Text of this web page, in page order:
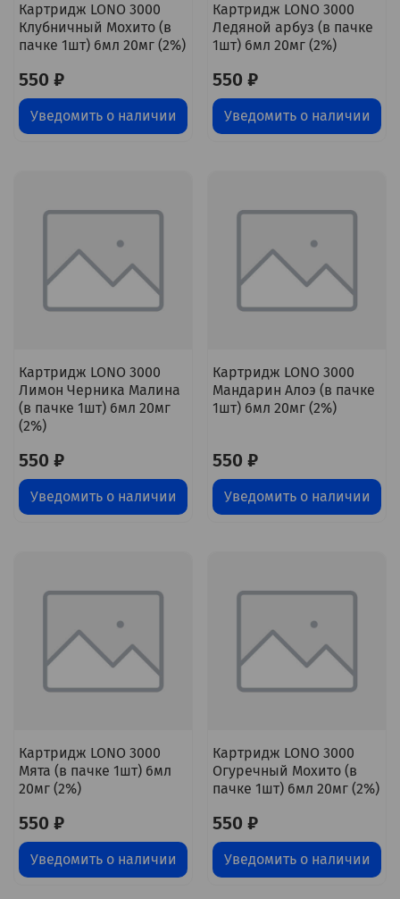
Картридж LONO 3000
Клубничный Мохито (в
пачке 1шт) 6мл 20мг (2%)
550 ₽
Уведомить о наличии
Картридж LONO 3000
Ледяной арбуз (в пачке
1шт) 6мл 20мг (2%)
550 ₽
Уведомить о наличии
Картридж LONO 3000
Лимон Черника Малина
(в пачке 1шт) 6мл 20мг
(2%)
550 ₽
Уведомить о наличии
Картридж LONO 3000
Мандарин Алоэ (в пачке
1шт) 6мл 20мг (2%)
550 ₽
Уведомить о наличии
Картридж LONO 3000
Мята (в пачке 1шт) 6мл
20мг (2%)
550 ₽
Уведомить о наличии
Картридж LONO 3000
Огуречный Мохито (в
пачке 1шт) 6мл 20мг (2%)
550 ₽
Уведомить о наличии